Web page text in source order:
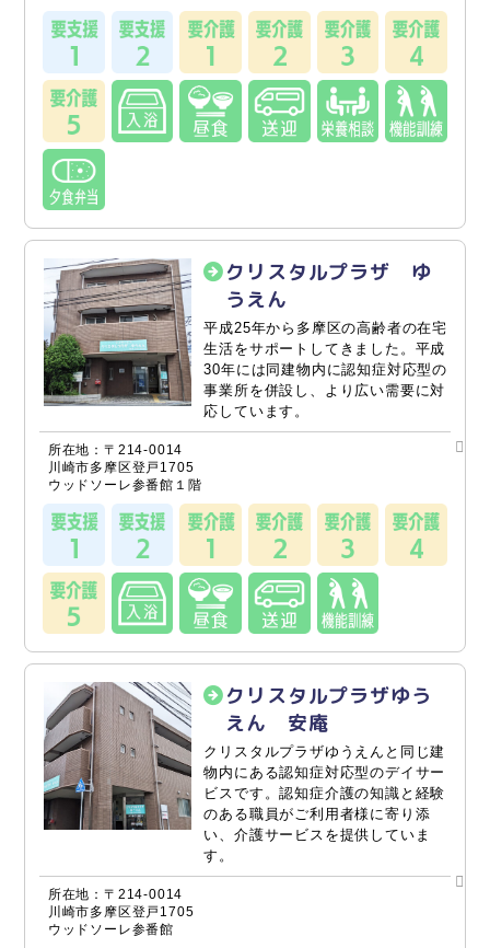
クリスタルプラザ ゆ
うえん
平成25年から多摩区の高齢者の在宅
生活をサポートしてきました。平成
30年には同建物内に認知症対応型の
事業所を併設し、より広い需要に対
応しています。
所在地：〒214-0014
川崎市多摩区登戸1705
ウッドソーレ参番館１階
クリスタルプラザゆう
えん 安庵
クリスタルプラザゆうえんと同じ建
物内にある認知症対応型のデイサー
ビスです。認知症介護の知識と経験
のある職員がご利用者様に寄り添
い、介護サービスを提供していま
す。
所在地：〒214-0014
川崎市多摩区登戸1705
ウッドソーレ参番館